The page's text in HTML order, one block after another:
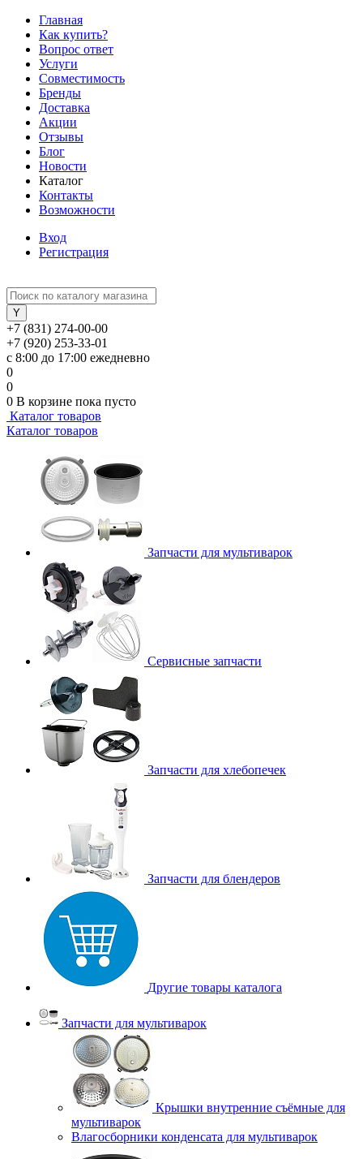
Главная
Как купить?
Вопрос ответ
Услуги
Совместимость
Бренды
Доставка
Акции
Отзывы
Блог
Новости
Каталог
Контакты
Возможности
Вход
Регистрация
+7 (831) 274-00-00
+7 (920) 253-33-01
с 8:00 до 17:00 ежедневно
0
0
0 В корзине пока пусто
Каталог товаров
Каталог товаров
Запчасти для мультиварок
Сервисные запчасти
Запчасти для хлебопечек
Запчасти для блендеров
Другие товары каталога
Запчасти для мультиварок
Крышки внутренние съёмные для
мультиварок
Влагосборники конденсата для мультиварок